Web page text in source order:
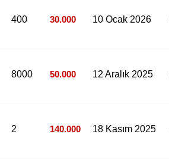
400 30.000 10 Ocak 2026
8000 50.000 12 Aralık 2025
2 140.000 18 Kasım 2025